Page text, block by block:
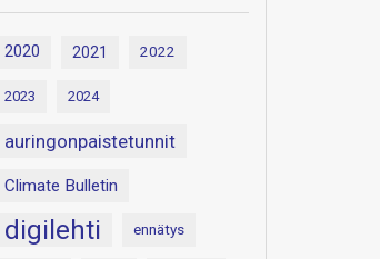
2020 2021 2022
2023 2024
auringonpaistetunnit
Climate Bulletin
digilehti ennätys